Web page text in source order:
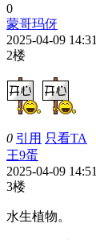
0
蒙哥玛伢
2025-04-09 14:31
2楼
0 引用 只看TA
王9蛋
2025-04-09 14:51
3楼
水生植物。